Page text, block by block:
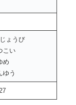
ょうび
こい
め
ゆう